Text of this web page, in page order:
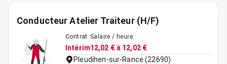
Conducteur Atelier Traiteur (H/F)
Contrat
Intérim
Salaire / heure
12,02 € à 12,02 €
Pleudihen-sur-Rance (22690)